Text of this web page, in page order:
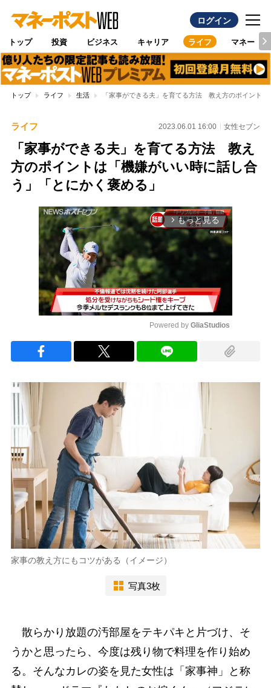
ログイン
トップ 投資 ビジネス キャリア ライフ マネー
トップ ライフ 生活 「家事ができる夫」を育てる方法 教え方のポイント
ライフ 2023.06.01 16:00 女性セブン
「家事ができる夫」を育てる方法 教え
方のポイントは「機嫌がいい時に話し合
う」「とにかく褒める」
arrow_forward_ios もっと見る
Powered by GliaStudios
家事の教え方にもコツがある（イメージ）
写真3枚
散らかり放題の汚部屋をテキパキと片づけ、そ
うかと思ったら、今度は残り物で料理を作り始め
る。そんなカレの姿を見た女性は「家事神」と称